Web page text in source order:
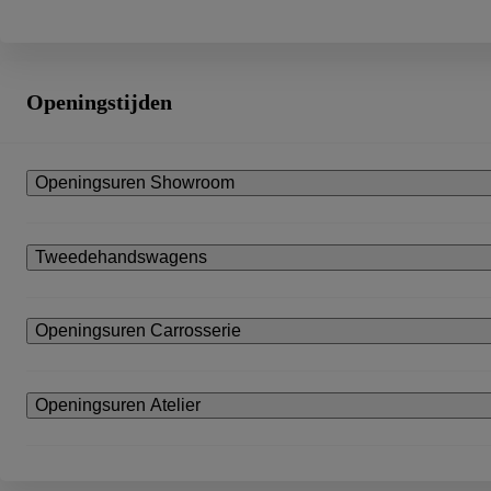
Openingstijden
Openingsuren Showroom
Tweedehandswagens
Openingsuren Carrosserie
Openingsuren Atelier